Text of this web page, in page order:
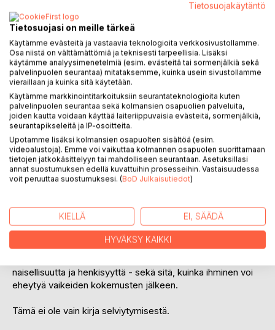
Mitä tapahtuu, kun ihminen alkaa ensimmäistä kertaa
elämässään valita itseään?
Kuinka kauan voimme kantaa mukanamme uskomuksia,
pelkoja ja tarinoita, jotka eivät koskaan olleet omiamme?
Kuinka kauan voimme etsiä hyväksyntää muualta ennen kuin
ymmärrämme, että kaikki se, mitä olemme kaivanneet, on
ollut meissä itsessämme koko ajan?
Rakkaudelta minulle on koskettava ja rehellinen matka kohti
omaa voimaa, hyväksyntää ja sisäistä rauhaa. Se kertoo
selviytymisestä, mutta ennen kaikkea kasvusta. Se kertoo
siitä, kuinka vaikeimmatkin kokemukset voivat lopulta
johdattaa meidät lähemmäksi itseämme.
Kirja yhdistää henkilökohtaiset kokemukset, henkisen
kasvun ja syvälliset oivallukset tavalla, joka kutsuu myös
lukijan pysähtymään oman elämänsä äärelle. Teos
käsittelee muun muassa minäkuvaa, uskomuksia, irti
naisellisuutta ja henkisyyttä - sekä sitä, kuinka ihminen voi
eheytyä vaikeiden kokemusten jälkeen.
Tämä ei ole vain kirja selviytymisestä.
Tietosuojakäytäntö
Tietosuojasi on meille tärkeä
Käytämme evästeitä ja vastaavia teknologioita verkkosivustollamme.
Osa niistä on välttämättömiä ja teknisesti tarpeellisia. Lisäksi
käytämme analyysimenetelmiä (esim. evästeitä tai sormenjälkiä sekä
palvelinpuolen seurantaa) mitataksemme, kuinka usein sivustollamme
vieraillaan ja kuinka sitä käytetään.
Käytämme markkinointitarkoituksiin seurantateknologioita kuten
palvelinpuolen seurantaa sekä kolmansien osapuolien palveluita,
joiden kautta voidaan käyttää laiteriippuvaisia evästeitä, sormenjälkiä,
seurantapikseleitä ja IP-osoitteita.
Upotamme lisäksi kolmansien osapuolten sisältöä (esim.
videoalustoja). Emme voi vaikuttaa kolmannen osapuolen suorittamaan
tietojen jatkokäsittelyyn tai mahdolliseen seurantaan. Asetuksillasi
annat suostumuksen edellä kuvattuihin prosesseihin. Vastaisuudessa
voit peruuttaa suostumuksesi. (BoD Julkaisutiedot)
KIELLÄ EI, SÄÄDÄ
HYVÄKSY KAIKKI